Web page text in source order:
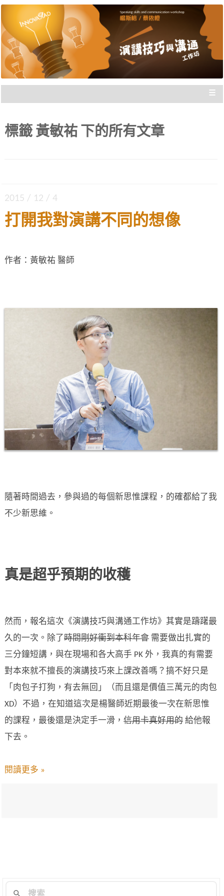
演講技巧與溝通工作坊 |
新思惟國際
楊斯棓與蔡依橙親自講授，理念型
與專業型演講的規劃重點，並有實
際上台互動機會，讓你在與群眾互
≡
標籤 黃敏祐 下的所有文章
2015 / 12 / 4
打開我對演講不同的想像
作者：黃敏祐 醫師
隨著時間過去，參與過的每個新思惟課程，的確都給了我
不少新思維。
真是超乎預期的收穫
然而，報名這次《演講技巧與溝通工作坊》其實是躊躇最
久的一次。除了 時間剛好衝到本科年會 需要做出扎實的
三分鐘短講，與在現場和各大高手 PK 外，我真的有需要
對本來就不擅長的演講技巧來上課改善嗎？搞不好只是
「肉包子打狗，有去無回」（而且還是價值三萬元的肉包
XD）不過，在知道這次是楊醫師近期最後一次在新思惟
的課程，最後還是決定手一滑， 信用卡真好用的 給他報
下去。
閱讀更多 »